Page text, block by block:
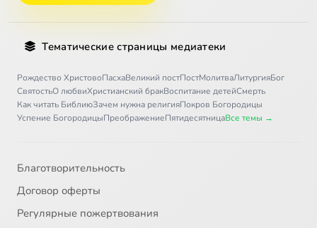
Тематические страницы медиатеки
Рождество ХристовоПасхаВеликий постПостМолитваЛитургияБог
СвятостьО любвиХристианский бракВоспитание детейСмерть
Как читать БиблиюЗачем нужна религияПокров Богородицы
Успение БогородицыПреображениеПятидесятницаВсе темы →
Благотворительность
Договор оферты
Регулярные пожертвования